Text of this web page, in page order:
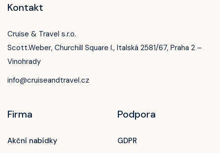
Kontakt
Cruise & Travel s.r.o.
Scott.Weber, Churchill Square I., Italská 2581/67, Praha 2 –
Vinohrady
info@cruiseandtravel.cz
Firma
Akční nabídky
Podpora
GDPR